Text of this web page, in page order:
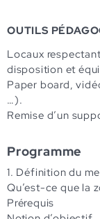
OUTILS
Locaux
disposition et
Paper board,
…).
Remise d’un
Programme
1. Définition du
Qu’est-ce que la
Prérequis